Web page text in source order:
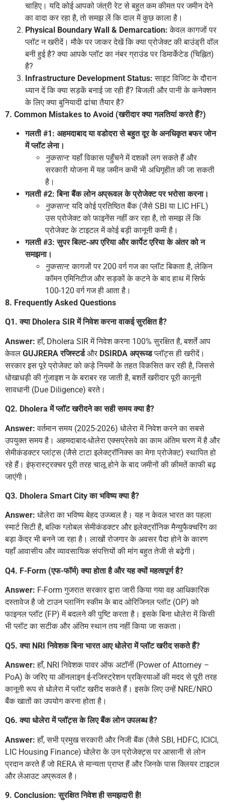
चाहिए। यदि कोई आपको जंत्री रेट से बहुत कम कीमत पर जमीन देने
का वादा कर रहा है, तो समझ लें कि दाल में कुछ काला है।
Physical Boundary Wall & Demarcation: केवल कागजों पर
प्लॉट न खरीदें। मौके पर जाकर देखें कि क्या प्रोजेक्ट की बाउंड्री वॉल
बनी हुई है? क्या आपके प्लॉट का नंबर ग्राउंड पर डिमार्केटेड (चिह्नित)
है?
Infrastructure Development Status: साइट विजिट के दौरान
ध्यान दें कि क्या सड़कें बनाई जा रही हैं? बिजली और पानी के कनेक्शन
के लिए क्या बुनियादी ढांचा तैयार है?
7. Common Mistakes to Avoid (खरीदार क्या गलतियां करते हैं?)
गलती #1: अहमदाबाद या वडोदरा से बहुत दूर के अनधिकृत बफर जोन
में प्लॉट लेना।
नुकसान:यहाँ विकास पहुँचने में दशकों लग सकते हैं और
सरकारी योजना में यह जमीन कभी भी अधिगृहीत की जा सकती
है।
गलती #2: बिना बैंक लोन अप्रूवल के प्रोजेक्ट पर भरोसा करना।
नुकसान:यदि कोई प्रतिष्ठित बैंक (जैसे SBI या LIC HFL)
उस प्रोजेक्ट को फाइनेंस नहीं कर रहा है, तो समझ लें कि
प्रोजेक्ट के टाइटल में कोई बड़ी कानूनी कमी है।
गलती #3: सुपर बिल्ट-अप एरिया और कार्पेट एरिया के अंतर को न
समझना।
नुकसान:कागजों पर 200 वर्ग गज का प्लॉट बिकता है, लेकिन
कॉमन एमिनिटीज और सड़कों के कटने के बाद हाथ में सिर्फ
100-120 वर्ग गज ही आता है।
8. Frequently Asked Questions
Q1. क्या Dholera SIR में निवेश करना वाकई सुरक्षित है?
Answer: हाँ, Dholera SIR में निवेश करना 100% सुरक्षित है, बशर्ते आप
केवल GUJRERA रजिस्टर्डऔर DSIRDA अप्रूव्डप्लॉट्स ही खरीदें।
सरकार इस पूरे प्रोजेक्ट को कड़े नियमों के तहत विकसित कर रही है, जिससे
धोखाधड़ी की गुंजाइश न के बराबर रह जाती है, बशर्ते खरीदार पूरी कानूनी
सावधानी (Due Diligence) बरते।
Q2. Dholera में प्लॉट खरीदने का सही समय क्या है?
Answer: वर्तमान समय (2025-2026) धोलेरा में निवेश करने का सबसे
उपयुक्त समय है। अहमदाबाद-धोलेरा एक्सप्रेसवे का काम अंतिम चरण में है और
सेमीकंडक्टर प्लांट्स (जैसे टाटा इलेक्ट्रॉनिक्स का मेगा प्रोजेक्ट) स्थापित हो
रहे हैं। इंफ्रास्ट्रक्चर पूरी तरह चालू होने के बाद जमीनों की कीमतें काफी बढ़
जाएंगी।
Q3. Dholera Smart City का भविष्य क्या है?
Answer: धोलेरा का भविष्य बेहद उज्ज्वल है। यह न केवल भारत का पहला
स्मार्ट सिटी है, बल्कि ग्लोबल सेमीकंडक्टर और इलेक्ट्रॉनिक मैन्युफैक्चरिंग का
बड़ा केंद्र भी बनने जा रहा है। लाखों रोजगार के अवसर पैदा होने के कारण
यहाँ आवासीय और व्यावसायिक संपत्तियों की मांग बहुत तेजी से बढ़ेगी।
Q4. F-Form (एफ-फॉर्म) क्या होता है और यह क्यों महत्वपूर्ण है?
Answer: F-Form गुजरात सरकार द्वारा जारी किया गया वह आधिकारिक
दस्तावेज है जो टाउन प्लानिंग स्कीम के बाद ओरिजिनल प्लॉट (OP) को
फाइनल प्लॉट (FP) में बदलने की पुष्टि करता है। इसके बिना धोलेरा में किसी
भी प्लॉट का सटीक और अंतिम स्थान तय नहीं किया जा सकता।
Q5. क्या NRI निवेशक बिना भारत आए धोलेरा में प्लॉट खरीद सकते हैं?
Answer: हाँ, NRI निवेशक पावर ऑफ अटॉर्नी (Power of Attorney –
PoA) के जरिए या ऑनलाइन ई-रजिस्ट्रेशन प्रक्रियाओं की मदद से पूरी तरह
कानूनी रूप से धोलेरा में प्लॉट खरीद सकते हैं। इसके लिए उन्हें NRE/NRO
बैंक खातों का उपयोग करना होता है।
Q6. क्या धोलेरा में प्लॉट्स के लिए बैंक लोन उपलब्ध है?
Answer: हाँ, सभी प्रमुख सरकारी और निजी बैंक (जैसे SBI, HDFC, ICICI,
LIC Housing Finance) धोलेरा के उन प्रोजेक्ट्स पर आसानी से लोन
प्रदान करते हैं जो RERA से मान्यता प्राप्त हैं और जिनके पास क्लियर टाइटल
और लेआउट अप्रूवल है।
9. Conclusion: सुरक्षित निवेश ही समझदारी है!